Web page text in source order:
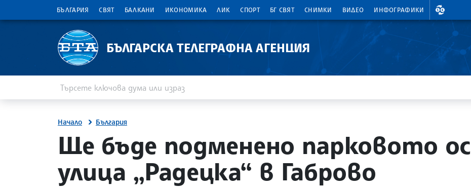
БЪЛГАРИЯ СВЯТ БАЛКАНИ ИКОНОМИКА ЛИК СПОРТ БГ СВЯТ СНИМКИ ВИДЕО ИНФОГРАФИКИ
ВАЛУТНИ
БЪЛГАРСКА ТЕЛЕГРАФНА АГЕНЦИЯ
Начало България
site.bta
Ще бъде подменено парковото
улица „Радецка“ в Габрово